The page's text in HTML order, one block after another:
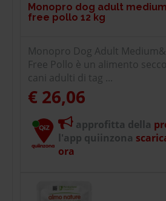
Monopro dog adult
free pollo 12 kg
Monopro Dog Adult
Free Pollo è un alimento
cani adulti di tag ...
€ 26,06
approfitta della
l'app quiinzona
ora